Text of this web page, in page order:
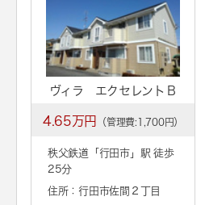
ヴィラ エクセレントＢ
4.65万円 （管理費:1,700円）
秩父鉄道「 行田市」駅 徒歩
25分
住所：行田市佐間２丁目